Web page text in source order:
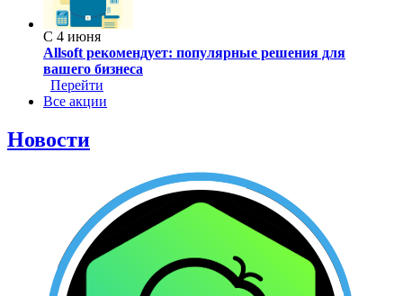
С 4 июня
Allsoft рекомендует: популярные решения для
вашего бизнеса
Перейти
Все акции
Новости